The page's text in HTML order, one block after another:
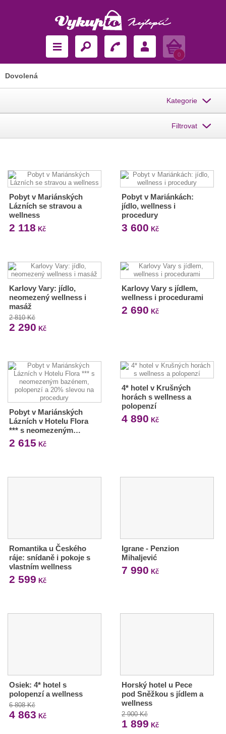
Košík
0
Dovolená
Kategorie
Filtrovat
Pobyt v Mariánských
Lázních se stravou a
wellness
2 118 Kč
Pobyt v Mariánkách:
jídlo, wellness i
procedury
3 600 Kč
Karlovy Vary: jídlo,
neomezený wellness i
masáž
2 810 Kč
2 290 Kč
Karlovy Vary s jídlem,
wellness i procedurami
2 690 Kč
Pobyt v Mariánských
Lázních v Hotelu Flora
*** s neomezeným…
2 615 Kč
4* hotel v Krušných
horách s wellness a
polopenzí
4 890 Kč
Romantika u Českého
ráje: snídaně i pokoje s
vlastním wellness
2 599 Kč
Igrane - Penzion
Mihaljević
7 990 Kč
Osiek: 4* hotel s
polopenzí a wellness
6 808 Kč
4 863 Kč
Horský hotel u Pece
pod Sněžkou s jídlem a
wellness
2 900 Kč
1 899 Kč